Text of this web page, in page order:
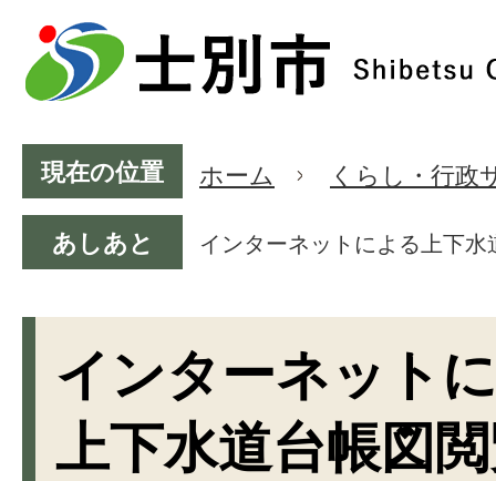
現在の位置 ホーム くらし・行政
あしあと インターネットによる上下
インターネット
上下水道台帳図